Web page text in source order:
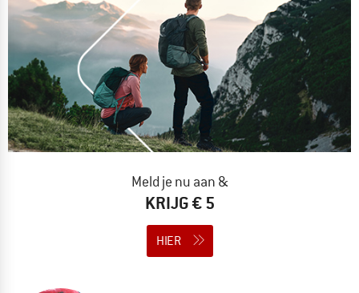
Meld je nu aan &
KRIJG € 5
HIER